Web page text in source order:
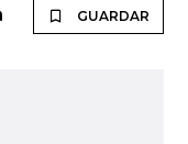
GUARDAR